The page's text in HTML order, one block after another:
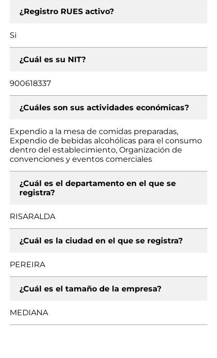
¿Registro RUES activo?
Si
¿Cuál es su NIT?
900618337
¿Cuáles son sus actividades económicas?
Expendio a la mesa de comidas preparadas,
Expendio de bebidas alcohólicas para el consumo
dentro del establecimiento, Organización de
convenciones y eventos comerciales
¿Cuál es el departamento en el que se
registra?
RISARALDA
¿Cuál es la ciudad en el que se registra?
PEREIRA
¿Cuál es el tamaño de la empresa?
MEDIANA